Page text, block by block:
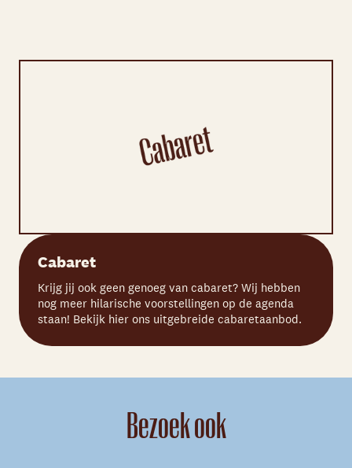
Cabaret
Krijg jij ook geen genoeg van cabaret? Wij hebben
nog meer hilarische voorstellingen op de agenda
staan! Bekijk hier ons uitgebreide cabaretaanbod.
Bezoek ook